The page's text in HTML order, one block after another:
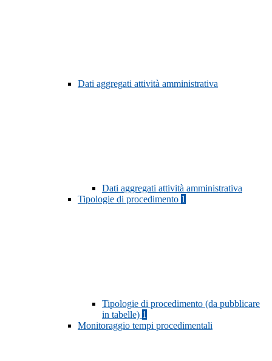
Dati aggregati attività amministrativa
Dati aggregati attività amministrativa
Tipologie di procedimento 1
Tipologie di procedimento (da pubblicare
in tabelle) 1
Monitoraggio tempi procedimentali